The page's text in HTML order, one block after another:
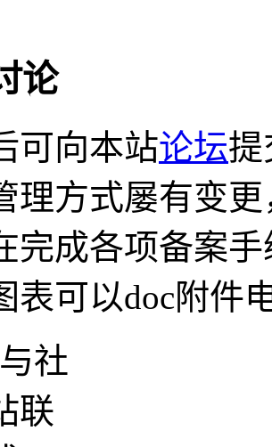
论
可向本站论坛提
理方式屡有变
完成各项备案
表可以doc附件